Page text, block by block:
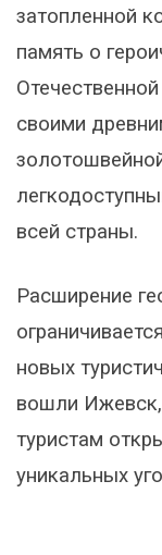
затопленной
память о
своими
всей страны.
Расширение
новых
вошли
туристам
уникальных